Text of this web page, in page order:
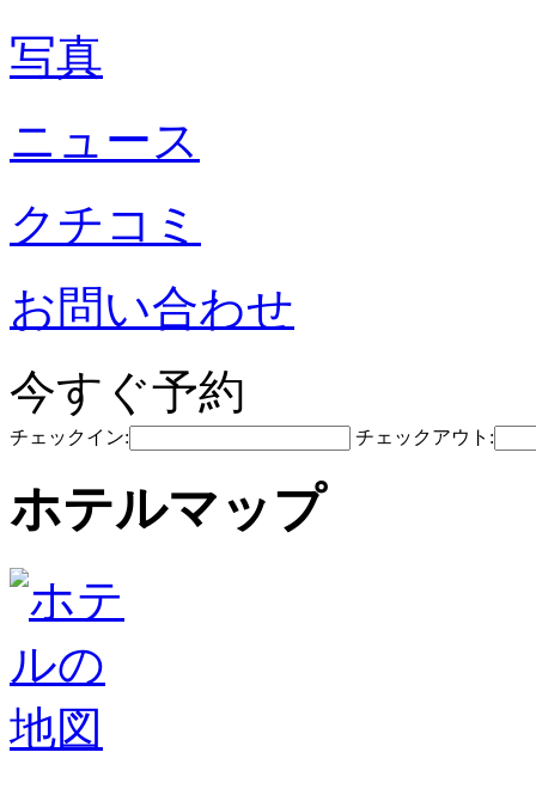
写真
ニュース
クチコミ
お問い合わせ
今すぐ予約
チェックイン: チェックアウト:
ホテルマップ